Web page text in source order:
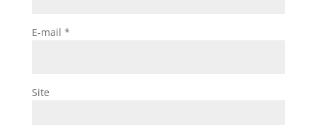
E-mail *
Site